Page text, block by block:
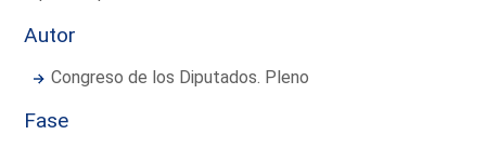
Autor
Congreso de los Diputados. Pleno
Fase